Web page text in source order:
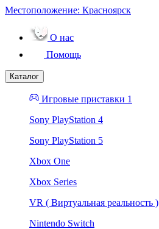
Местоположение: Красноярск
О нас
Помощь
Каталог
Игровые приставки 1
Sony PlayStation 4
Sony PlayStation 5
Xbox One
Xbox Series
VR ( Виртуальная реальность )
Nintendo Switch